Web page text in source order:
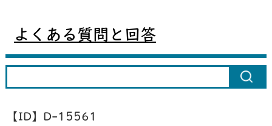
よくある質問と回答
【ID】 D-15561